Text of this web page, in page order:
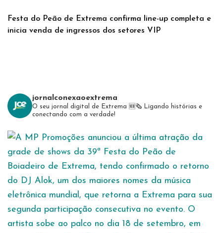
Festa do Peão de Extrema confirma line-up completa e
inicia venda de ingressos dos setores VIP
jornalconexaoextrema
O seu jornal digital de Extrema 🆕️🗞 Ligando histórias e
conectando com a verdade!